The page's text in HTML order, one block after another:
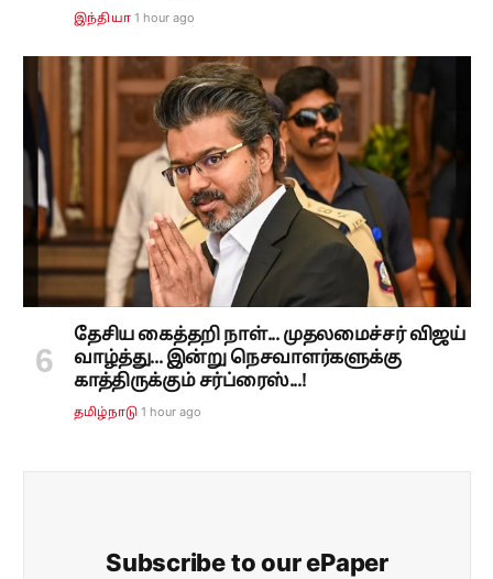
இந்தியா 1 hour ago
தேசிய கைத்தறி நாள்... முதலமைச்சர் விஜய்
வாழ்த்து... இன்று நெசவாளர்களுக்கு
காத்திருக்கும் சர்ப்ரைஸ்...!
தமிழ்நாடு 1 hour ago
Subscribe to our ePaper